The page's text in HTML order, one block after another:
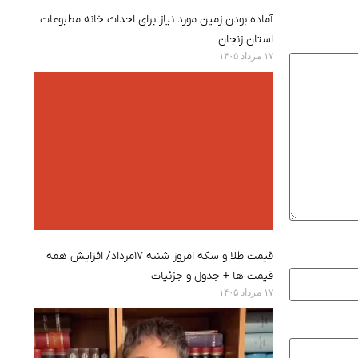
آماده بودن زمین مورد نیاز برای احداث خانه مطبوعات
استان زنجان
۱۷ مرداد ۱۴۰۵
قیمت طلا و سکه امروز شنبه ۱۷مرداد/ افزایش همه
قیمت ها + جدول و جزئیات
۱۷ مرداد ۱۴۰۵